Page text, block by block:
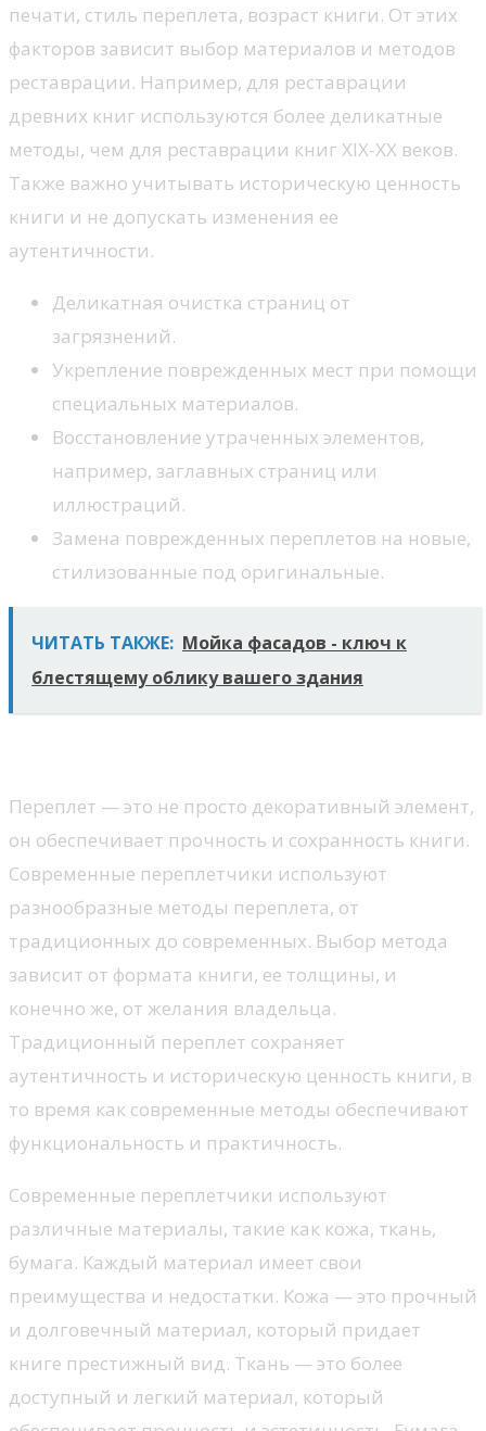
печати, стиль переплета, возраст книги. От этих
факторов зависит выбор материалов и методов
реставрации. Например, для реставрации
древних книг используются более деликатные
методы, чем для реставрации книг XIX-XX веков.
Также важно учитывать историческую ценность
книги и не допускать изменения ее
аутентичности.
Деликатная очистка страниц от
загрязнений.
Укрепление поврежденных мест при помощи
специальных материалов.
Восстановление утраченных элементов,
например, заглавных страниц или
иллюстраций.
Замена поврежденных переплетов на новые,
стилизованные под оригинальные.
ЧИТАТЬ ТАКЖЕ: Мойка фасадов - ключ к
блестящему облику вашего здания
Переплет — это не просто декоративный элемент,
он обеспечивает прочность и сохранность книги.
Современные переплетчики используют
разнообразные методы переплета, от
традиционных до современных. Выбор метода
зависит от формата книги, ее толщины, и
конечно же, от желания владельца.
Традиционный переплет сохраняет
аутентичность и историческую ценность книги, в
то время как современные методы обеспечивают
функциональность и практичность.
Современные переплетчики используют
различные материалы, такие как кожа, ткань,
бумага. Каждый материал имеет свои
преимущества и недостатки. Кожа — это прочный
и долговечный материал, который придает
книге престижный вид. Ткань — это более
доступный и легкий материал, который